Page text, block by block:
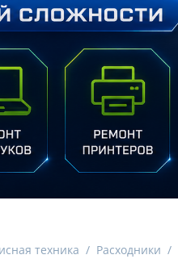
техника / Расходники /